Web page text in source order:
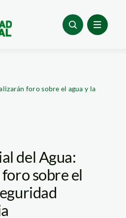
foro sobre el agua y la
del Agua:
sobre el